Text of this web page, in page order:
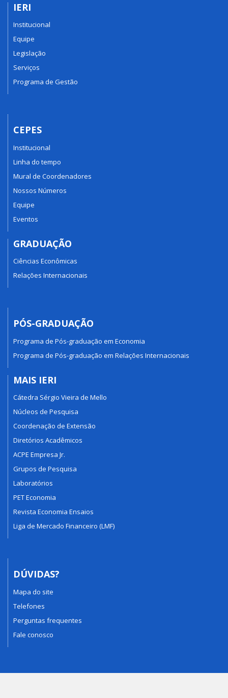
IERI
Institucional
Equipe
Legislação
Serviços
Programa de Gestão
CEPES
Institucional
Linha do tempo
Mural de Coordenadores
Nossos Números
Equipe
Eventos
GRADUAÇÃO
Ciências Econômicas
Relações Internacionais
PÓS-GRADUAÇÃO
Programa de Pós-graduação em Economia
Programa de Pós-graduação em Relações Internacionais
MAIS IERI
Cátedra Sérgio Vieira de Mello
Núcleos de Pesquisa
Coordenação de Extensão
Diretórios Acadêmicos
ACPE Empresa Jr.
Grupos de Pesquisa
Laboratórios
PET Economia
Revista Economia Ensaios
Liga de Mercado Financeiro (LMF)
DÚVIDAS?
Mapa do site
Telefones
Perguntas frequentes
Fale conosco